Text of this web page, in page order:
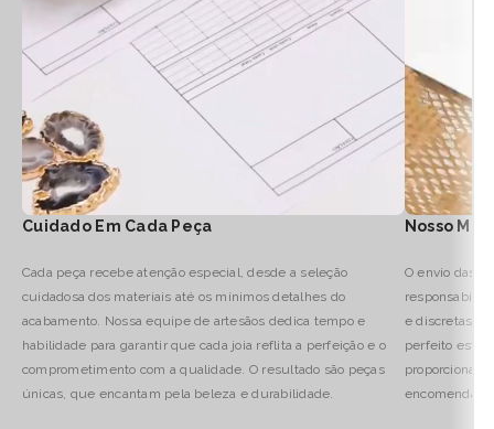
Cuidado Em Cada Peça
Cada peça recebe atenção especial, desde a seleção
cuidadosa dos materiais até os mínimos detalhes do
acabamento. Nossa equipe de artesãos dedica tempo e
habilidade para garantir que cada joia reflita a perfeição e o
comprometimento com a qualidade. O resultado são peças
únicas, que encantam pela beleza e durabilidade.
Nosso
O envio das
e discretas,
perfeito
encomenda